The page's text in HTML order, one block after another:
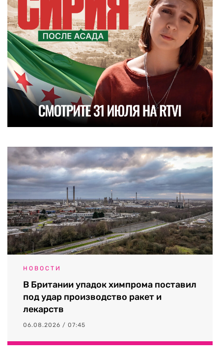
НОВОСТИ
В Британии упадок химпрома поставил
под удар производство ракет и
лекарств
06.08.2026 / 07:45